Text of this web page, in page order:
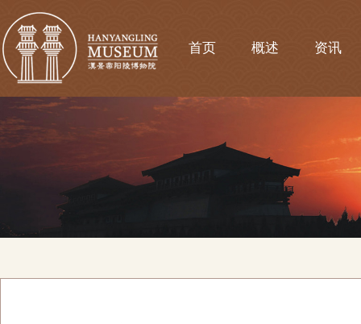
首页 概述 资讯